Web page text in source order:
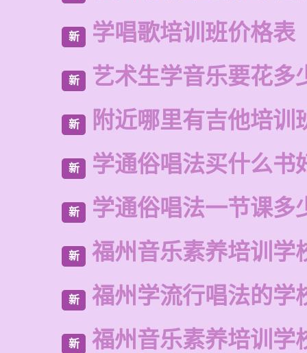
新 学唱歌培训班价格表
新 艺术生学音乐要花多
新 附近哪里有吉他培训
新 学通俗唱法买什么书
新 学通俗唱法一节课多
新 福州音乐素养培训学
新 福州学流行唱法的学
新 福州音乐素养培训学